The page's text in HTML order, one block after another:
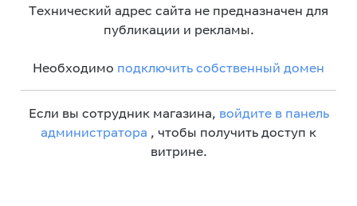
Технический адрес сайта не предназначен для
публикации и рекламы.
Необходимо подключить собственный домен
Если вы сотрудник магазина, войдите в панель
администратора , чтобы получить доступ к
витрине.